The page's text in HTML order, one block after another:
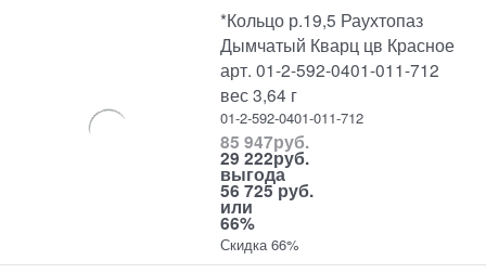
*Кольцо р.19,5 Раухтопаз
Дымчатый Кварц цв Красное
арт. 01-2-592-0401-011-712
вес 3,64 г
01-2-592-0401-011-712
85 947руб.
29 222руб.
выгода
56 725 руб.
или
66%
Скидка 66%